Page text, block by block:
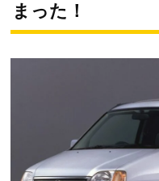
まった！